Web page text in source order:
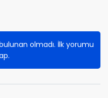
olmadı. İlk yorumu